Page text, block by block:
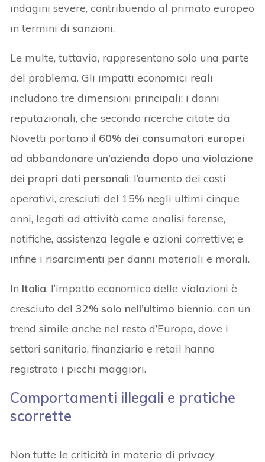
indagini severe, contribuendo al primato europeo
in termini di sanzioni.
Le multe, tuttavia, rappresentano solo una parte
del problema. Gli impatti economici reali
includono tre dimensioni principali: i danni
reputazionali, che secondo ricerche citate da
Novetti portano il 60% dei consumatori europei
ad abbandonare un’azienda dopo una violazione
dei propri dati personali; l’aumento dei costi
operativi, cresciuti del 15% negli ultimi cinque
anni, legati ad attività come analisi forense,
notifiche, assistenza legale e azioni correttive; e
infine i risarcimenti per danni materiali e morali.
In Italia, l’impatto economico delle violazioni è
cresciuto del32% solo nell’ultimo biennio, con un
trend simile anche nel resto d’Europa, dove i
settori sanitario, finanziario e retail hanno
registrato i picchi maggiori.
Comportamenti illegali e pratiche
scorrette
Non tutte le criticità in materia di privacy